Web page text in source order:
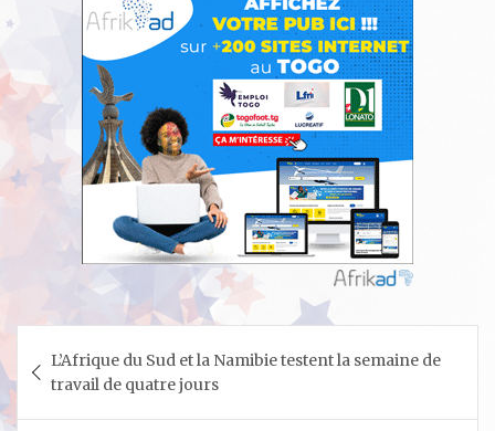
de
l’article
L’Afrique du Sud et la Namibie testent la semaine de
travail de quatre jours